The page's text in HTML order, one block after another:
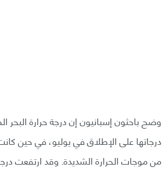
وضح باحثون إسبانيون إن درجة حرارة
درجاتها على الإطلاق في يوليو، في حين
من موجات الحرارة الشديدة. وقد ارتفعت